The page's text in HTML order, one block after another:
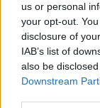
us or personal
your opt-out.
disclosure of
IAB’s list of
also be
Downstream